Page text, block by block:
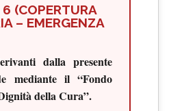
(COPERTURA
– EMERGENZA
dalla presente
mediante il “Fondo
della Cura”.